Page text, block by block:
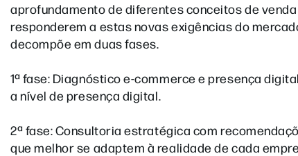
aprofundamento de diferentes conceitos de
responderem a estas novas exigências do
decompõe em duas fases.
1ª fase: Diagnóstico e-commerce e presença
a nível de presença digital.
2ª fase: Consultoria estratégica com
que melhor se adaptem à realidade de cada